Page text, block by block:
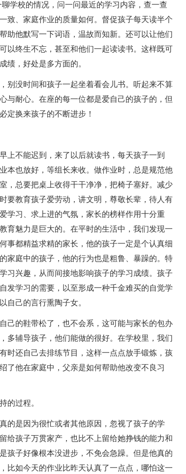
学校的情况，问一问最近的学习内容，查一查
致、家庭作业的质量如何。督促孩子每天读半个
助他默写一下词语，温故而知新。还可以让他们
以终生不忘，甚至和他们一起读读书。这样既可
绩，好处是多方面的。
别没时间和孩子一起坐着看会儿书。听起来不算
与耐心。在座的每一位都是爱自己的孩子的，但
定换来孩子的不断进步！
上不能迟到，来了以后就读书，每天孩子一到
本也放好，等组长来收。做作业时，总是规范他
，总要把桌上收得干干净净，把椅子塞好。减少
要教育孩子爱劳动，讲文明，尊敬长辈，待人有
学习、求上进的气氛，家长的榜样作用十分重
育魅力是巨大的。在平时的生活中，我们发现一
事都精益求精的家长，他的孩子一定是个认真细
家庭中的孩子，他的行为也是粗鲁、暴躁的。特
习兴趣，从而间接地影响孩子的学习成绩。孩子
发学习的需要，以至形成一种千金难买的自觉学
自己的言行熏陶子女。
己的鞋带松了，也不会系，这可能与家长的包办
多辅导孩子，他们能做的很好。在学校里，我们
时还自己去排练节目，这样一点点放手锻炼，孩
了他在家庭中，父亲是如何帮助他改变不良习
的过程。
的是因为很忙或者其他原因，忽视了孩子的学
给孩子万贯家产，也比不上留给她挣钱的能力和
孩子好像根本没进步，不免会急躁。但是他真的
比如今天的作业比昨天认真了一点点，哪怕这一